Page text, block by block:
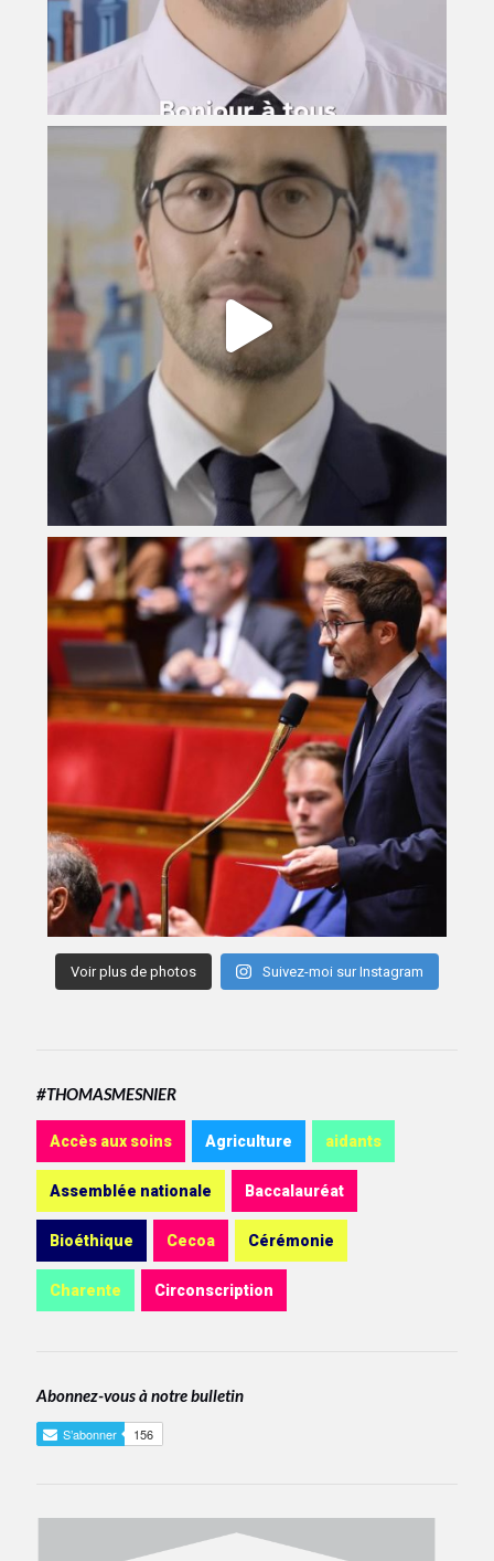
Voir plus de photos Suivez-moi sur Instagram
#THOMASMESNIER
Accès aux soins Agriculture aidants
Assemblée nationale Baccalauréat
Bioéthique Cecoa Cérémonie
Charente Circonscription
Abonnez-vous à notre bulletin